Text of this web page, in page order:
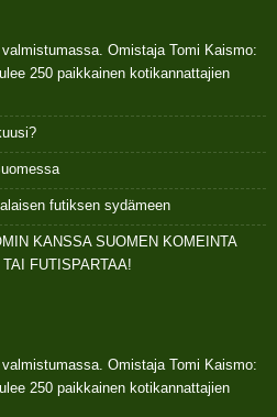
Omistaja Tomi Kaismo:
250 paikkainen kotikannattajien
futiksen sydämeen
KANSSA SUOMEN KOMEINTA
FUTISPARTAA!
Omistaja Tomi Kaismo:
250 paikkainen kotikannattajien